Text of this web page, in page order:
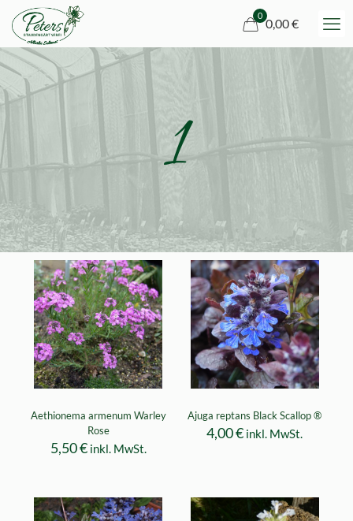
0
0,00 €
1
Aethionema armenum Warley
Rose
5,50€ inkl. MwSt.
Ajuga reptans Black Scallop ®
4,00€ inkl. MwSt.